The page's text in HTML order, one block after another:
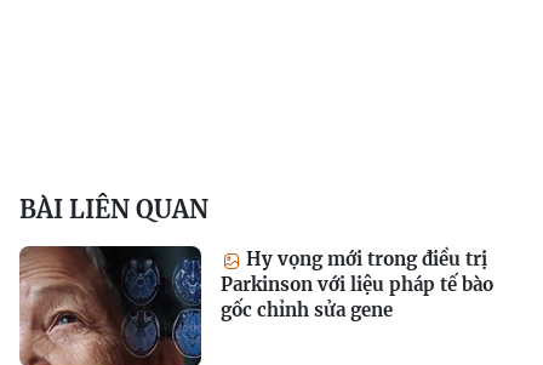
BÀI LIÊN QUAN
Hy vọng mới trong điều trị
Parkinson với liệu pháp tế bào
gốc chỉnh sửa gene